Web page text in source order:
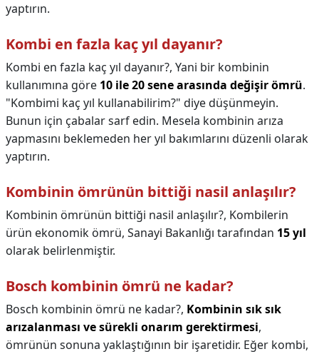
yaptırın.
Kombi en fazla kaç yıl dayanır?
Kombi en fazla kaç yıl dayanır?, Yani bir kombinin
kullanımına göre 10 ile 20 sene arasında değişir ömrü.
"Kombimi kaç yıl kullanabilirim?" diye düşünmeyin.
Bunun için çabalar sarf edin. Mesela kombinin arıza
yapmasını beklemeden her yıl bakımlarını düzenli olarak
yaptırın.
Kombinin ömrünün bittiği nasil anlaşılır?
Kombinin ömrünün bittiği nasil anlaşılır?, Kombilerin
ürün ekonomik ömrü, Sanayi Bakanlığı tarafından 15 yıl
olarak belirlenmiştir.
Bosch kombinin ömrü ne kadar?
Bosch kombinin ömrü ne kadar?, Kombinin sık sık
arızalanması ve sürekli onarım gerektirmesi,
ömrünün sonuna yaklaştığının bir işaretidir. Eğer kombi,